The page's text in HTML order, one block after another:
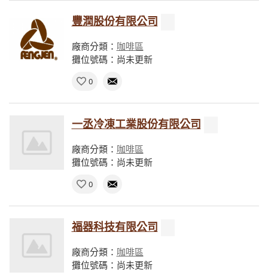
豐潤股份有限公司
廠商分類： 咖啡區
攤位號碼：尚未更新
0
一丞冷凍工業股份有限公司
廠商分類： 咖啡區
攤位號碼：尚未更新
0
福器科技有限公司
廠商分類： 咖啡區
攤位號碼：尚未更新